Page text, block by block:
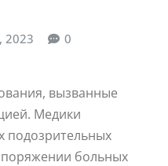
2023 0
вызванные
Медики
подозрительных
больных